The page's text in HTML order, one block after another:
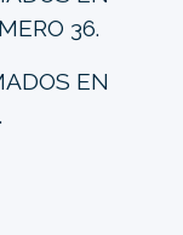
36.
EN